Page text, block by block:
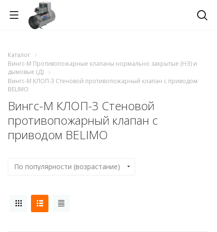
Каталог
Вингс-М Противопожарные клапаны нормально закрытые (НЗ) и
дымовые (Д)
Вингс-М КЛОП-3 Стеновой противопожарный клапан с приводом
BELIMO
Вингс-М КЛОП-3 Стеновой
противопожарный клапан с
приводом BELIMO